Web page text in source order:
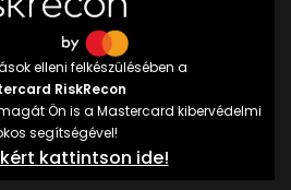
elleni felkészülésében a
RiskRecon
Ön is a Mastercard kibervédelmi
segítségével!
kattintson ide!